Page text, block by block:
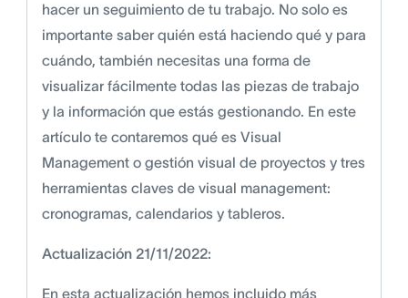
hacer un seguimiento de tu trabajo. No solo es
importante saber quién está haciendo qué y para
cuándo, también necesitas una forma de
visualizar fácilmente todas las piezas de trabajo
y la información que estás gestionando. En este
artículo te contaremos qué es Visual
Management o gestión visual de proyectos y tres
herramientas claves de visual management:
cronogramas, calendarios y tableros.
Actualización 21/11/2022:
En esta actualización hemos incluido más